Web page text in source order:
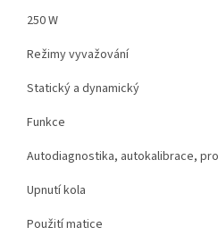
250 W
Režimy vyvažování
Statický a dynamický
Funkce
Autodiagnostika, autokalibrace,
Upnutí kola
Použití matice